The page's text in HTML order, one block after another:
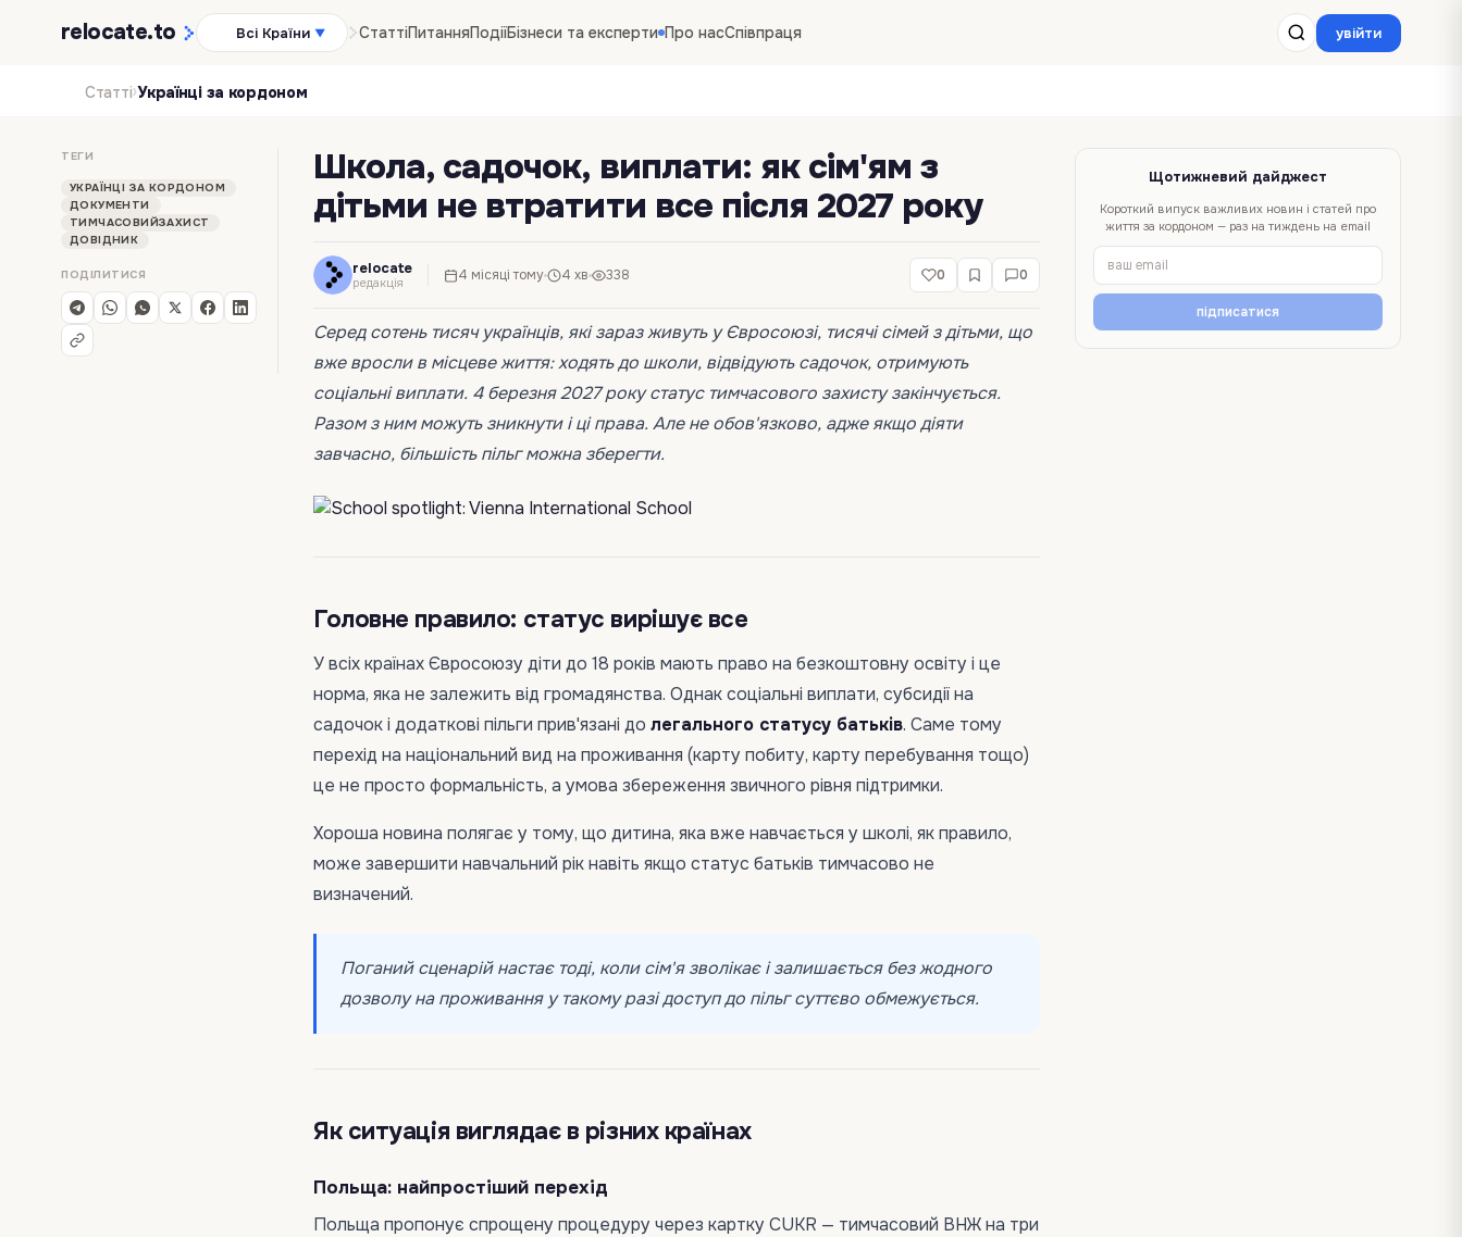
relocate.to Всі Країни ▼ СтаттіПитанняПодіїБізнеси та експерти Про насСпівпраця увійти
Статті›Українці за кордоном
ТЕГИ
УКРАЇНЦІ ЗА КОРДОНОМ
ДОКУМЕНТИ
ТИМЧАСОВИЙЗАХИСТ
ДОВІДНИК
ПОДІЛИТИСЯ
Школа, садочок, виплати: як сім'ям з
дітьми не втратити все після 2027 року
relocate
редакція 4 місяці тому 4 хв 338 0 0
Серед сотень тисяч українців, які зараз живуть у Євросоюзі, тисячі сімей з дітьми, що
вже вросли в місцеве життя: ходять до школи, відвідують садочок, отримують
соціальні виплати. 4 березня 2027 року статус тимчасового захисту закінчується.
Разом з ним можуть зникнути і ці права. Але не обов'язково, адже якщо діяти
завчасно, більшість пільг можна зберегти.
Головне правило: статус вирішує все
У всіх країнах Євросоюзу діти до 18 років мають право на безкоштовну освіту і це
норма, яка не залежить від громадянства. Однак соціальні виплати, субсидії на
садочок і додаткові пільги прив'язані до легального статусу батьків. Саме тому
перехід на національний вид на проживання (карту побиту, карту перебування тощо)
це не просто формальність, а умова збереження звичного рівня підтримки.
Хороша новина полягає у тому, що дитина, яка вже навчається у школі, як правило,
може завершити навчальний рік навіть якщо статус батьків тимчасово не
визначений.
Поганий сценарій настає тоді, коли сім'я зволікає і залишається без жодного
дозволу на проживання у такому разі доступ до пільг суттєво обмежується.
Як ситуація виглядає в різних країнах
Польща: найпростіший перехід
Польща пропонує спрощену процедуру через картку CUKR — тимчасовий ВНЖ на три
Щотижневий дайджест
Короткий випуск важливих новин і статей про
життя за кордоном — раз на тиждень на email
підписатися